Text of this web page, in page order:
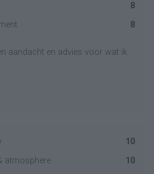
8
8
aandacht en advies voor wat ik
10
atmosphere
10